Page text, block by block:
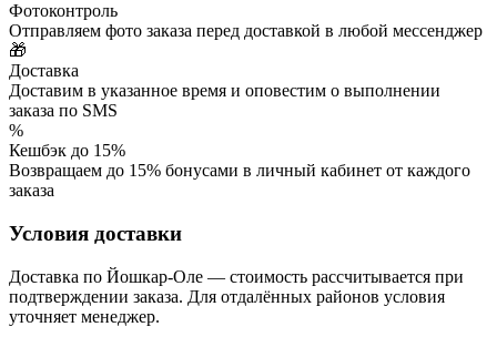
Фотоконтроль
Отправляем фото заказа перед доставкой в любой мессенджер
🎁
Доставка
Доставим в указанное время и оповестим о выполнении
заказа по SMS
%
Кешбэк до 15%
Возвращаем до 15% бонусами в личный кабинет от каждого
заказа
Условия доставки
Доставка по Йошкар-Оле — стоимость рассчитывается при
подтверждении заказа. Для отдалённых районов условия
уточняет менеджер.